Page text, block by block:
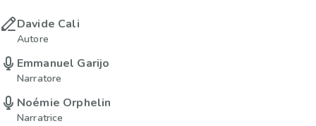
Davide Cali
Autore
Emmanuel Garijo
Narratore
Noémie Orphelin
Narratrice